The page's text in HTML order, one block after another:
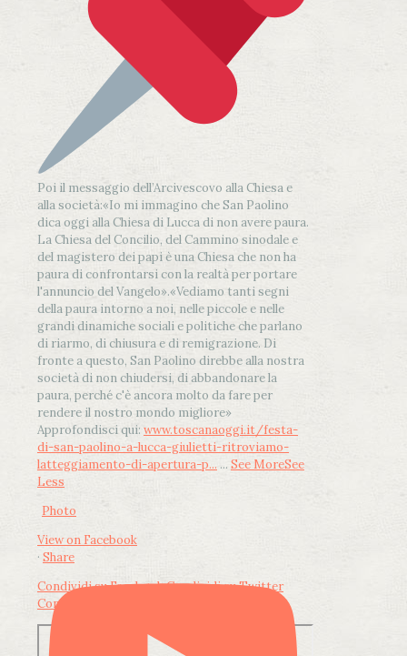
Poi il messaggio dell’Arcivescovo alla Chiesa e
alla società:«Io mi immagino che San Paolino
dica oggi alla Chiesa di Lucca di non avere paura.
La Chiesa del Concilio, del Cammino sinodale e
del magistero dei papi è una Chiesa che non ha
paura di confrontarsi con la realtà per portare
l'annuncio del Vangelo».«Vediamo tanti segni
della paura intorno a noi, nelle piccole e nelle
grandi dinamiche sociali e politiche che parlano
di riarmo, di chiusura e di remigrazione. Di
fronte a questo, San Paolino direbbe alla nostra
società di non chiudersi, di abbandonare la
paura, perché c'è ancora molto da fare per
rendere il nostro mondo migliore»
Approfondisci qui: www.toscanaoggi.it/festa-
di-san-paolino-a-lucca-giulietti-ritroviamo-
latteggiamento-di-apertura-p... ... See MoreSee
Less
Photo
View on Facebook
· Share
Condividi su FacebookCondividi su Twitter
Condividi su LinkedIn